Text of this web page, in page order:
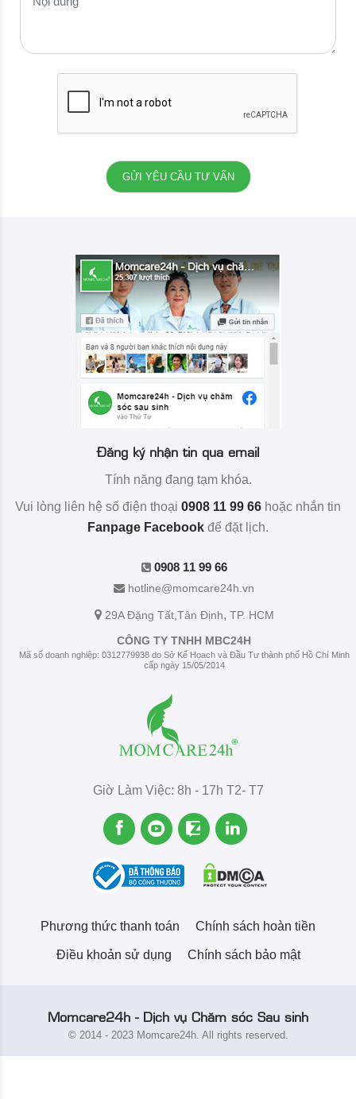
Đăng ký nhận tin qua email
Tính năng đang tạm khóa.
Vui lòng liên hệ số điện thoại 0908 11 99 66 hoặc nhắn tin
Fanpage Facebook để đặt lịch.
0908 11 99 66
hotline@momcare24h.vn
29A Đặng Tất,Tân Định, TP. HCM
CÔNG TY TNHH MBC24H
Mã số doanh nghiệp: 0312779938 do Sở Kế Họach và Đầu Tư thành phố Hồ Chí Minh
cấp ngày 15/05/2014
Giờ Làm Việc: 8h - 17h T2- T7
Phương thức thanh toán Chính sách hoàn tiền
Điều khoản sử dụng Chính sách bảo mật
Momcare24h - Dịch vụ Chăm sóc Sau sinh
© 2014 - 2023 Momcare24h. All rights reserved.